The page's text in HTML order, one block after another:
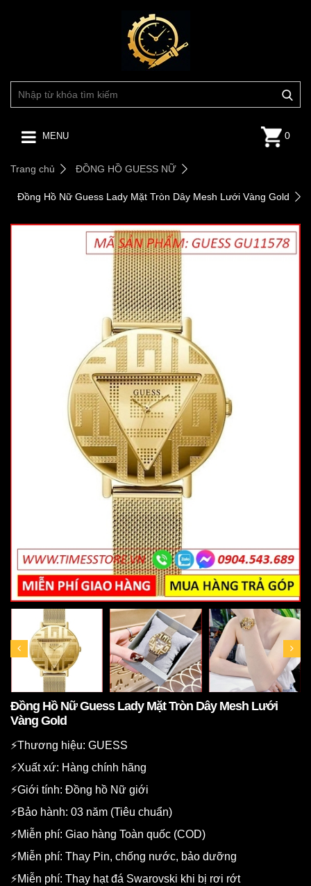
MENU 0
Trang chủ ĐỒNG HỒ GUESS NỮ
Đồng Hồ Nữ Guess Lady Mặt Tròn Dây Mesh Lưới Vàng Gold
Đồng Hồ Nữ Guess Lady Mặt Tròn Dây Mesh Lưới
Vàng Gold
⚡️Thương hiệu: GUESS
⚡️Xuất xứ: Hàng chính hãng
⚡️Giới tính: Đồng hồ Nữ giới
⚡️Bảo hành: 03 năm (Tiêu chuẩn)
⚡️Miễn phí: Giao hàng Toàn quốc (COD)
⚡️Miễn phí: Thay Pin, chống nước, bảo dưỡng
⚡️Miễn phí: Thay hạt đá Swarovski khi bị rơi rớt